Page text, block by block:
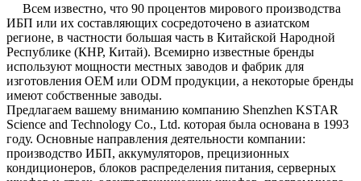
Всем известно, что 90 процентов мирового производства
ИБП или их составляющих сосредоточено в азиатском
регионе, в частности большая часть в Китайской Народной
Республике (КНР, Китай). Всемирно известные бренды
используют мощности местных заводов и фабрик для
изготовления OEM или ODM продукции, а некоторые бренды
имеют собственные заводы.
Предлагаем вашему вниманию компанию Shenzhen KSTAR
Science and Technology Co., Ltd. которая была основана в 1993
году. Основные направления деятельности компании:
производство ИБП, аккумуляторов, прецизионных
кондиционеров, блоков распределения питания, серверных